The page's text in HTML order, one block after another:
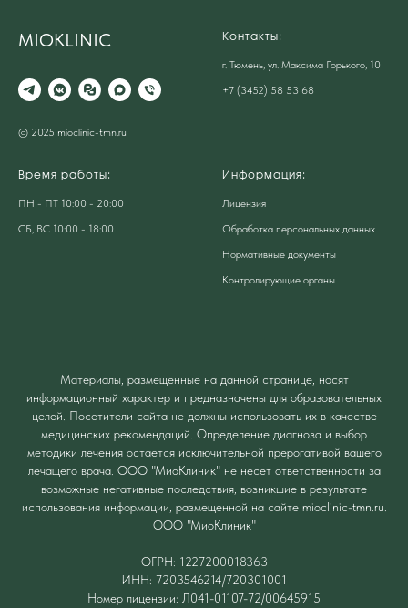
MIOKLINIC
© 2025 mioclinic-tmn.ru
Контакты:
г. Тюмень, ул. Максима Горького, 10
+7 (3452) 58 53 68
Время работы:
ПН - ПТ 10:00 - 20:00
СБ, ВС 10:00 - 18:00
Информация:
Лицензия
Обработка персональных данных
Нормативные документы
Контролирующие органы
Материалы, размещенные на данной странице, носят
информационный характер и предназначены для образовательных
целей. Посетители сайта не должны использовать их в качестве
медицинских рекомендаций. Определение диагноза и выбор
методики лечения остается исключительной прерогативой вашего
лечащего врача. ООО "МиоКлиник" не несет ответственности за
возможные негативные последствия, возникшие в результате
использования информации, размещенной на сайте mioclinic-tmn.ru.
ООО "МиоКлиник"
ОГРН: 1227200018363
ИНН: 7203546214/720301001
Номер лицензии: Л041-01107-72/00645915